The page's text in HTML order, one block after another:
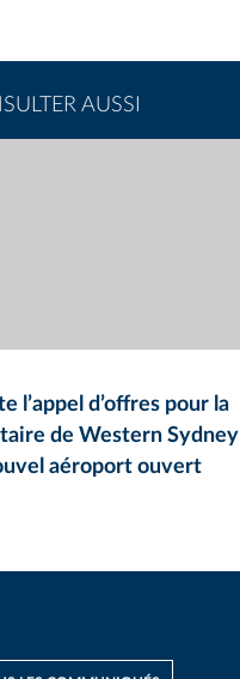
AUSSI
l’appel d’offres pour la
de Western Sydney
aéroport ouvert